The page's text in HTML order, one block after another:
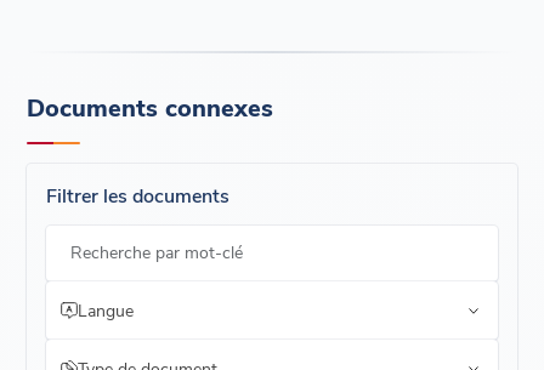
Documents connexes
Filtrer les documents
Recherche par mot-clé
Langue